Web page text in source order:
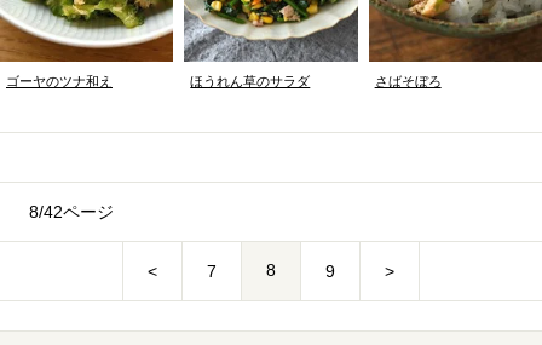
ゴーヤのツナ和え ほうれん草のサラダ さばそぼろ
8/42ページ
< 7 8 9 >